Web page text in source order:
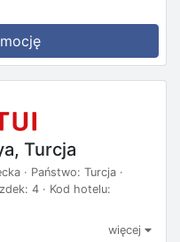
Turcja
· Państwo: Turcja ·
4 · Kod hotelu:
więcej